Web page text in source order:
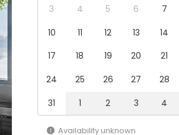
3
4 5 6 7
10
11 12 13 14
17
18 19 20 21
24
25 26 27 28
31
1 2 3 4
Availability unknown